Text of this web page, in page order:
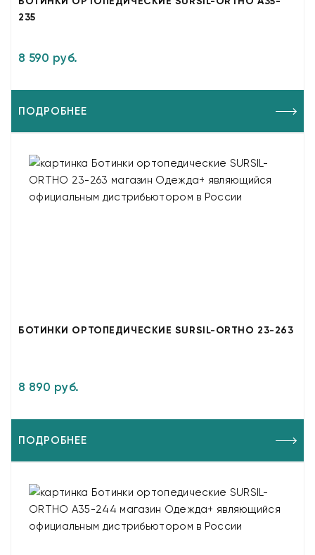
235
8 590 руб.
ПОДРОБНЕЕ
БОТИНКИ ОРТОПЕДИЧЕСКИЕ SURSIL-ORTHO 23-263
8 890 руб.
ПОДРОБНЕЕ